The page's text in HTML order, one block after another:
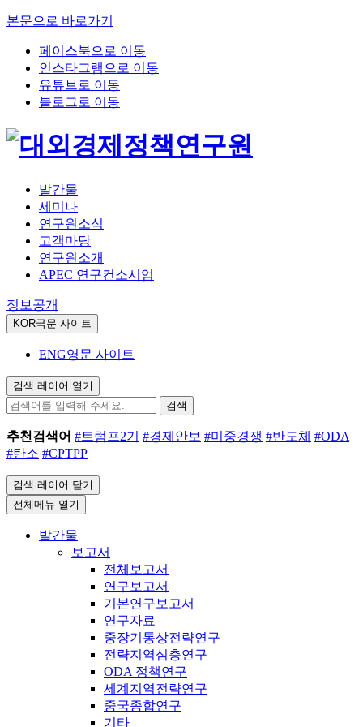
본문으로 바로가기
페이스북으로 이동
인스타그램으로 이동
유튜브로 이동
블로그로 이동
발간물
세미나
연구원소식
고객마당
연구원소개
APEC 연구컨소시엄
정보공개
KOR국문 사이트
ENG영문 사이트
검색 레이어 열기
검색
추천검색어 #트럼프2기 #경제안보 #미중경쟁 #반도체 #ODA
#탄소 #CPTPP
검색 레이어 닫기
전체메뉴 열기
발간물
보고서
전체보고서
연구보고서
기본연구보고서
연구자료
중장기통상전략연구
전략지역심층연구
ODA 정책연구
세계지역전략연구
중국종합연구
기타